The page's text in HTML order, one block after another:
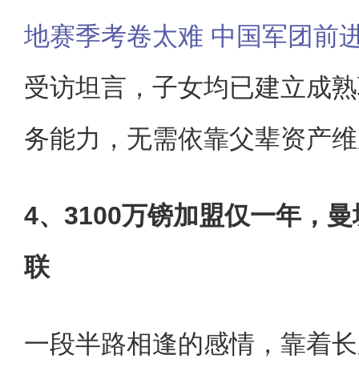
地赛季考卷太难 中国军团前
受访坦言，子女均已建立成
务能力，无需依靠父辈资产
4、3100万镑加盟仅一年，
联
一段半路相逢的感情，靠着